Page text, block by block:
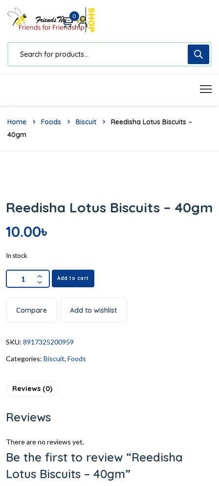
0
Home Foods Biscuit
Reedisha Lotus Biscuits –
40gm
Reedisha Lotus Biscuits – 40gm
10.00৳
In stock
Add to cart
Compare Add to wishlist
SKU: 8917325200959
Categories: Biscuit, Foods
Reviews (0)
Reviews
There are no reviews yet.
Be the first to review “Reedisha
Lotus Biscuits – 40gm”